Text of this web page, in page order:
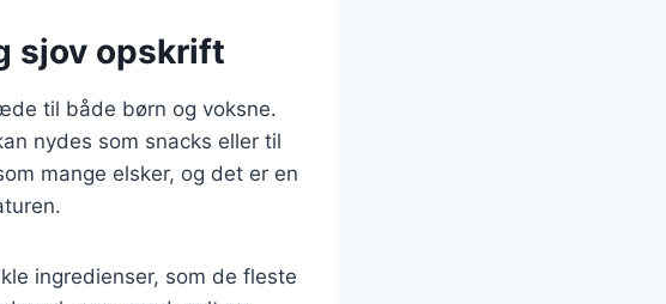
sjov opskrift
til både børn og voksne.
nydes som snacks eller til
mange elsker, og det er en
ingredienser, som de fleste